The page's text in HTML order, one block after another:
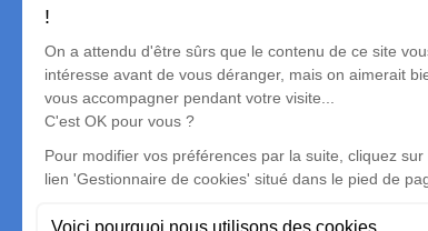
dignité dans son dernier voyage.
Notre agence
Pompes Funèbres et Marbrerie Benet Funéraire
02 55 02 67 55
benet@pompes-funebres-naulleau.fr
7, Route de Niort, Richebonne – 85490 – Benet